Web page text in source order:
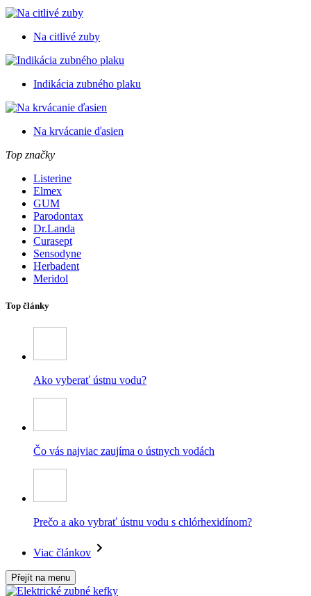
Na citlivé zuby
Indikácia zubného plaku
Na krvácanie ďasien
Top značky
Listerine
Elmex
GUM
Parodontax
Dr.Landa
Curasept
Sensodyne
Herbadent
Meridol
Top články
Ako vyberať ústnu vodu?
Čo vás najviac zaujíma o ústnych vodách
Prečo a ako vybrať ústnu vodu s chlórhexidínom?
Viac článkov
Přejít na menu